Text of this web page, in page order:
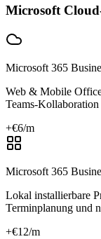
Microsoft
Microsoft 365
Web & Mobile
Teams-
+€6/m
Microsoft 365
Lokal installierbare
Terminplanung und
+€12/m